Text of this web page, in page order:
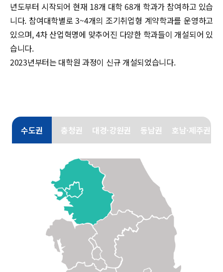
년도부터 시작되어 현재 18개 대학 68개 학과가 참여하고 있습
니다. 참여대학별로 3~4개의 조기취업형 계약학과를 운영하고
있으며,4차 산업혁명에 맞추어진 다양한 학과들이 개설되어 있
습니다.
2023년부터는 대학원 과정이 신규 개설되었습니다.
수도권 충청권 대경·강원권 동남권 호남·제주권